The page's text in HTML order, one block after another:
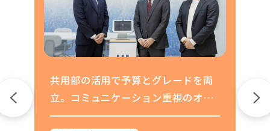
共用部の活用で予算とグレードを両
立。コミュニケーション重視のオフ
ィス戦略